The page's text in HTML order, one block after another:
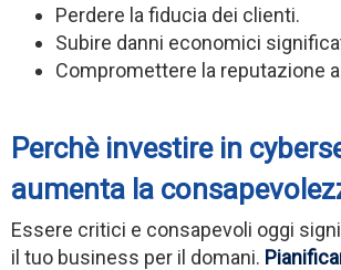
Perdere la fiducia dei clienti.
Subire danni economici
Compromettere la reputazione
Perchè investire in
aumenta la
Essere critici e consapevoli oggi
il tuo business per il domani.